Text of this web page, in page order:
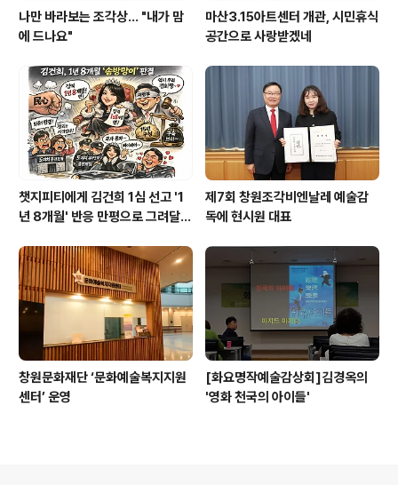
나만 바라보는 조각상... "내가 맘
에 드나요"
마산3.15아트센터 개관, 시민휴식
공간으로 사랑받겠네
챗지피티에게 김건희 1심 선고 '1
년 8개월' 반응 만평으로 그려달랬
제7회 창원조각비엔날레 예술감
독에 현시원 대표
창원문화재단 ‘문화예술복지지원
센터’ 운영
[화요명작예술감상회]김경옥의
'영화 천국의 아이들'